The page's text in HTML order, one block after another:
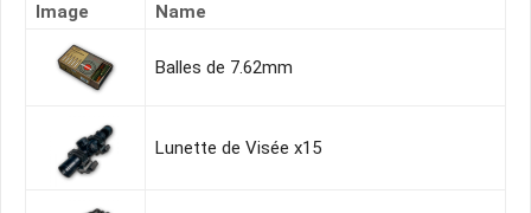
Image Name
Balles de 7.62mm
Lunette de Visée x15